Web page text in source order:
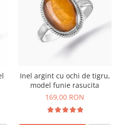
Inel argint cu ochi de tigru,
model funie rasucita
169,00 RON